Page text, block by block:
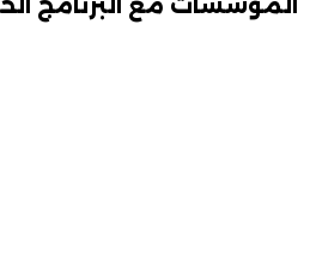
المؤسسات مع البرنامج